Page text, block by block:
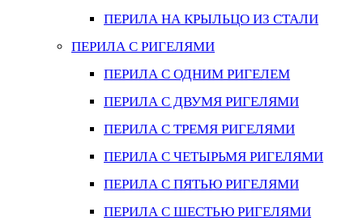
ПЕРИЛА НА КРЫЛЬЦО ИЗ СТАЛИ
ПЕРИЛА С РИГЕЛЯМИ
ПЕРИЛА С ОДНИМ РИГЕЛЕМ
ПЕРИЛА С ДВУМЯ РИГЕЛЯМИ
ПЕРИЛА С ТРЕМЯ РИГЕЛЯМИ
ПЕРИЛА С ЧЕТЫРЬМЯ РИГЕЛЯМИ
ПЕРИЛА С ПЯТЬЮ РИГЕЛЯМИ
ПЕРИЛА С ШЕСТЬЮ РИГЕЛЯМИ